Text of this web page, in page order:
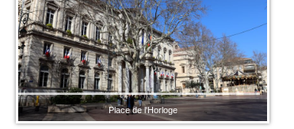
Place de l'Horloge